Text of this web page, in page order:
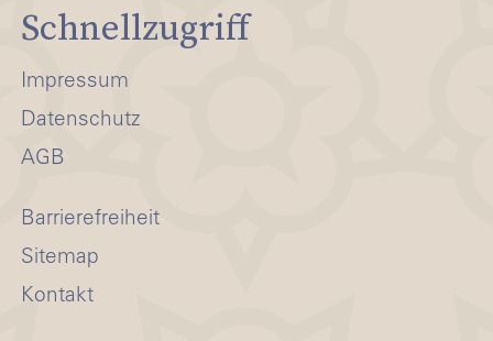
Schnellzugriff
Impressum
Datenschutz
AGB
Barrierefreiheit
Sitemap
Kontakt